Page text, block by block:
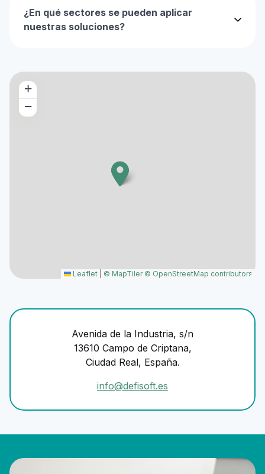
¿En qué sectores se pueden aplicar
nuestras soluciones?
+
−
Leaflet © MapTiler © OpenStreetMap contributors
Avenida de la Industria, s/n
13610 Campo de Criptana,
Ciudad Real, España.
info@defisoft.es